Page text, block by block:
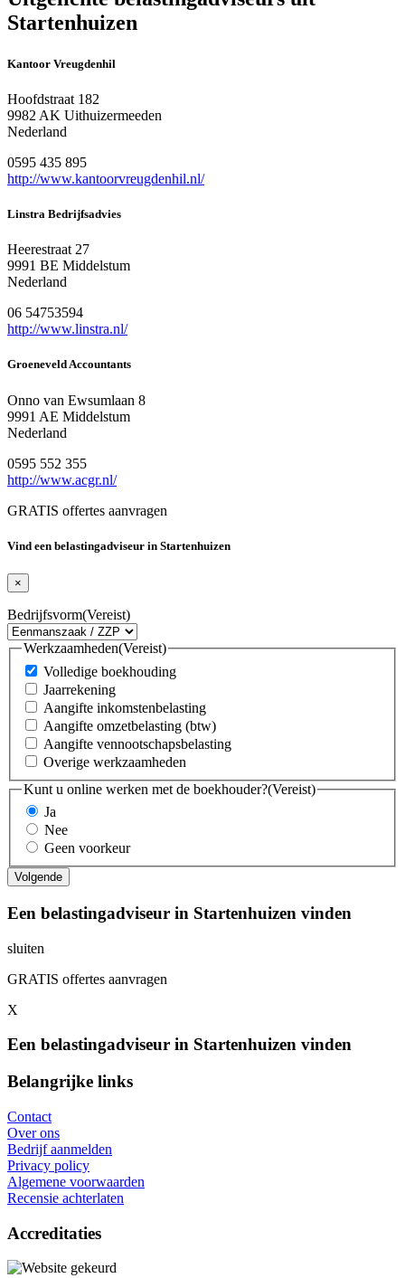
Startenhuizen
Kantoor Vreugdenhil
Hoofdstraat 182
9982 AK Uithuizermeeden
Nederland
0595 435 895
http://www.kantoorvreugdenhil.nl/
Linstra Bedrijfsadvies
Heerestraat 27
9991 BE Middelstum
Nederland
06 54753594
http://www.linstra.nl/
Groeneveld Accountants
Onno van Ewsumlaan 8
9991 AE Middelstum
Nederland
0595 552 355
http://www.acgr.nl/
GRATIS offertes aanvragen
Vind een belastingadviseur in Startenhuizen
×
Bedrijfsvorm(Vereist)
Werkzaamheden(Vereist)
Volledige boekhouding
Jaarrekening
Aangifte inkomstenbelasting
Aangifte omzetbelasting (btw)
Aangifte vennootschapsbelasting
Overige werkzaamheden
Kunt u online werken met de boekhouder?(Vereist)
Ja
Nee
Geen voorkeur
Een belastingadviseur in Startenhuizen vinden
sluiten
GRATIS offertes aanvragen
X
Een belastingadviseur in Startenhuizen vinden
Belangrijke links
Contact
Over ons
Bedrijf aanmelden
Privacy policy
Algemene voorwaarden
Recensie achterlaten
Accreditaties